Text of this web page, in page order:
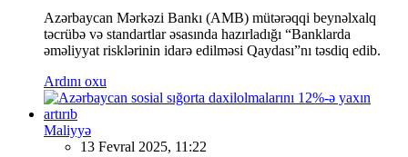
Azərbaycan Mərkəzi Bankı (AMB) mütərəqqi beynəlxalq
təcrübə və standartlar əsasında hazırladığı “Banklarda
əməliyyat risklərinin idarə edilməsi Qaydası”nı təsdiq edib.
Ardını oxu
Maliyyə
13 Fevral 2025, 11:22